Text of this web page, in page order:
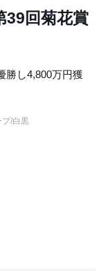
39回菊花賞
勝し4,800万円獲
プ/白黒